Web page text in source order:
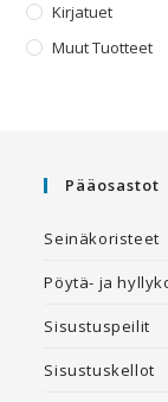
Kirjatuet
Muut Tuotteet
Pääosastot
Seinäkoristeet
Pöytä- ja
Sisustuspeilit
Sisustuskellot